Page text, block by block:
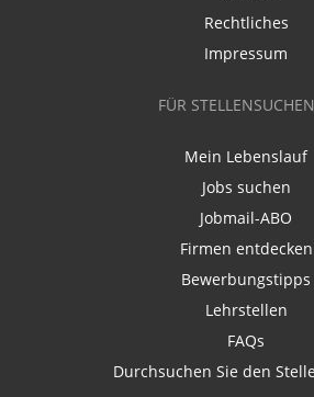
Rechtliches
Impressum
FÜR
Mein Lebenslauf
Jobs suchen
Jobmail-ABO
Firmen entdecken
Bewerbungstipps
Lehrstellen
FAQs
Durchsuchen Sie den